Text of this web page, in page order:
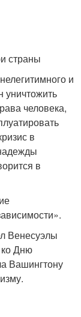
страны
и
уничтожить
человека,
в
в
Венесуэлы
ко Дню
Вашингтону